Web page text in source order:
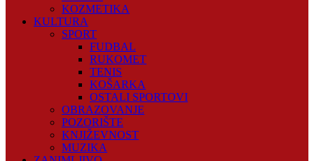
KOZMETIKA
KULTURA
SPORT
FUDBAL
RUKOMET
TENIS
KOŠARKA
OSTALI SPORTOVI
OBRAZOVANJE
POZORIŠTE
KNJIŽEVNOST
MUZIKA